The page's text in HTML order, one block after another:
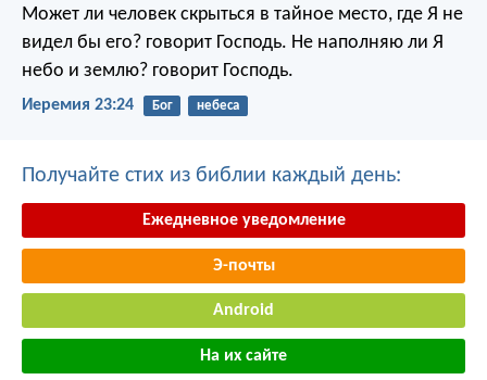
Может ли человек скрыться в тайное место, где Я не
видел бы его? говорит Господь. Не наполняю ли Я
небо и землю? говорит Господь.
Иеремия 23:24 Бог небеса
Получайте стих из библии каждый день:
Ежедневное уведомление
Э-почты
Android
На их сайте